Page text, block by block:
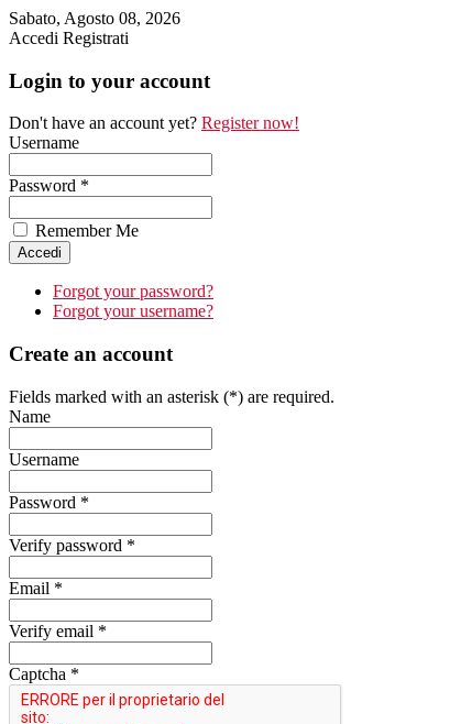
Sabato, Agosto 08, 2026
Accedi Registrati
Login to your account
Don't have an account yet? Register now!
Username
Password *
Remember Me
Forgot your password?
Forgot your username?
Create an account
Fields marked with an asterisk (*) are required.
Name
Username
Password *
Verify password *
Email *
Verify email *
Captcha *